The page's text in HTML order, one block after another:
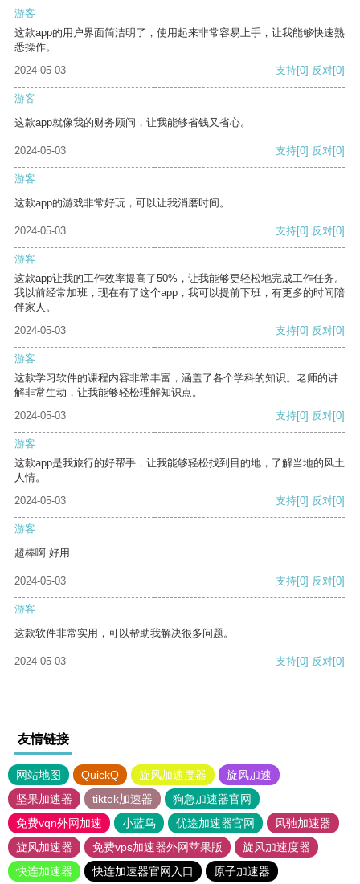
游客
这款app的用户界面简洁明了，使用起来非常容易上手，让我能够快速熟
悉操作。
2024-05-03
支持[0] 反对[0]
游客
这款app就像我的财务顾问，让我能够省钱又省心。
2024-05-03 支持[0] 反对[0]
游客
这款app的游戏非常好玩，可以让我消磨时间。
2024-05-03 支持[0] 反对[0]
游客
这款app让我的工作效率提高了50%，让我能够更轻松地完成工作任务。
我以前经常加班，现在有了这个app，我可以提前下班，有更多的时间陪
伴家人。
2024-05-03
支持[0] 反对[0]
游客
这款学习软件的课程内容非常丰富，涵盖了各个学科的知识。老师的讲
解非常生动，让我能够轻松理解知识点。
2024-05-03
支持[0] 反对[0]
游客
这款app是我旅行的好帮手，让我能够轻松找到目的地，了解当地的风土
人情。
2024-05-03
支持[0] 反对[0]
游客
超棒啊 好用
2024-05-03 支持[0] 反对[0]
游客
这款软件非常实用，可以帮助我解决很多问题。
2024-05-03 支持[0] 反对[0]
友情链接
网站地图 QuickQ 旋风加速度器
旋风加速
坚果加速器
tiktok加速器
狗急加速器官网
免费vqn外网加速
小蓝鸟 优途加速器官网
风驰加速器
旋风加速器
免费vps加速器外网苹果版
旋风加速度器
快连加速器
快连加速器官网入口 原子加速器